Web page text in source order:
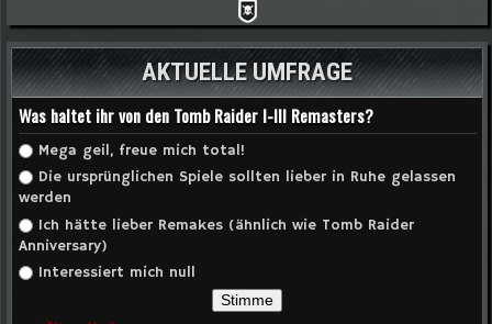
AKTUELLE UMFRAGE
Was haltet ihr von den Tomb Raider I-III Remasters?
Auswahlmöglichkeiten
Mega geil, freue mich total!
Die ursprünglichen Spiele sollten lieber in Ruhe gelassen
werden
Ich hätte lieber Remakes (ähnlich wie Tomb Raider
Anniversary)
Interessiert mich null